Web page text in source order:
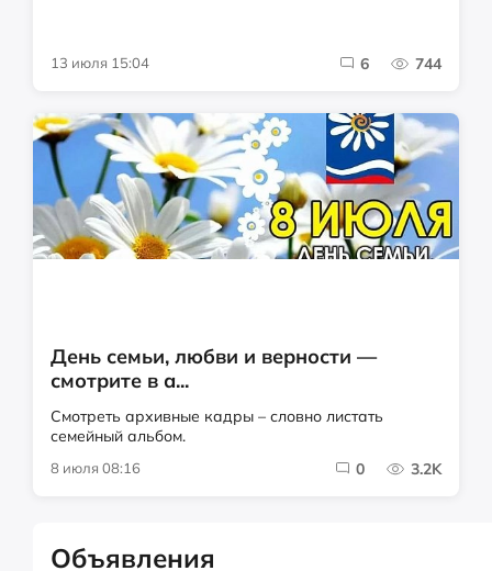
13 июля 15:04 6 744
День семьи, любви и верности —
смотрите в а...
Смотреть архивные кадры – словно листать
семейный альбом.
8 июля 08:16 0 3.2K
Объявления